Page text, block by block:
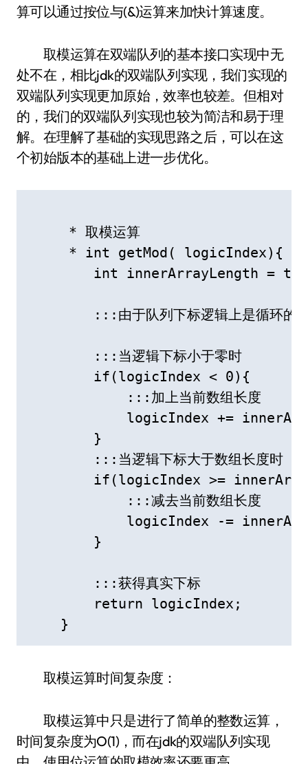
算可以通过按位与(&)运算来加快计算速度。
取模运算在双端队列的基本接口实现中无
处不在，相比jdk的双端队列实现，我们实现的
双端队列实现更加原始，效率也较差。但相对
的，我们的双端队列实现也较为简洁和易于理
解。在理解了基础的实现思路之后，可以在这
个初始版本的基础上进一步优化。
     * 取模运算
     * int getMod( logicIndex){
int innerArrayLength =
        :::由于队列下标逻辑上是循环的
        :::当逻辑下标小于零时
        if(logicIndex < 0){
            :::加上当前数组长度
logicIndex +=
        }
        :::当逻辑下标大于数组长度时
if(logicIndex >=
            :::减去当前数组长度
logicIndex -=
        }
        :::获得真实下标
        return logicIndex;
    }
取模运算时间复杂度：
取模运算中只是进行了简单的整数运算，
时间复杂度为O(1)，而在jdk的双端队列实现